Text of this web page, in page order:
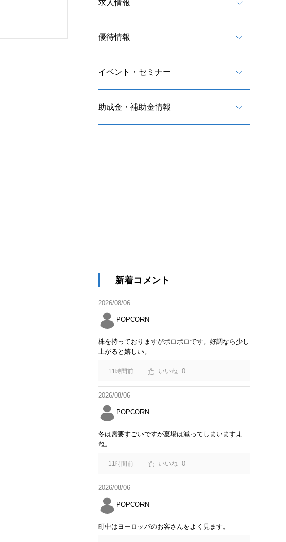
求人情報
優待情報
イベント・セミナー
助成金・補助金情報
新着コメント
2026/08/06
POPCORN
株を持っておりますがボロボロです。好調なら少し
上がると嬉しい。
11時間前 0
2026/08/06
POPCORN
冬は需要すごいですが夏場は減ってしまいますよ
ね。
11時間前 0
2026/08/06
POPCORN
町中はヨーロッパのお客さんをよく見ます。